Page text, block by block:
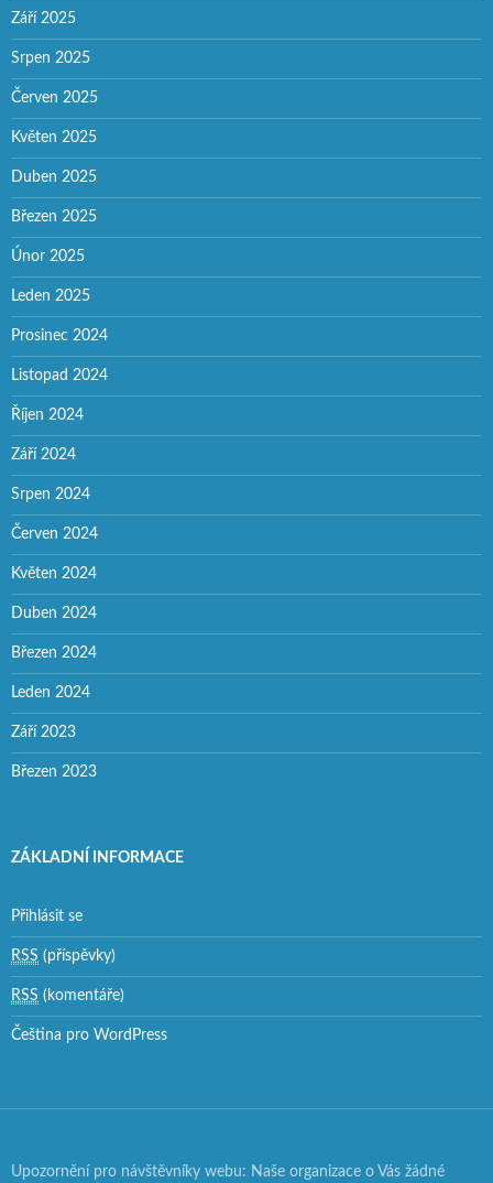
Září 2025
Srpen 2025
Červen 2025
Květen 2025
Duben 2025
Březen 2025
Únor 2025
Leden 2025
Prosinec 2024
Listopad 2024
Říjen 2024
Září 2024
Srpen 2024
Červen 2024
Květen 2024
Duben 2024
Březen 2024
Leden 2024
Září 2023
Březen 2023
ZÁKLADNÍ INFORMACE
Přihlásit se
RSS (příspěvky)
RSS (komentáře)
Čeština pro WordPress
Upozornění pro návštěvníky webu: Naše organizace o Vás žádné